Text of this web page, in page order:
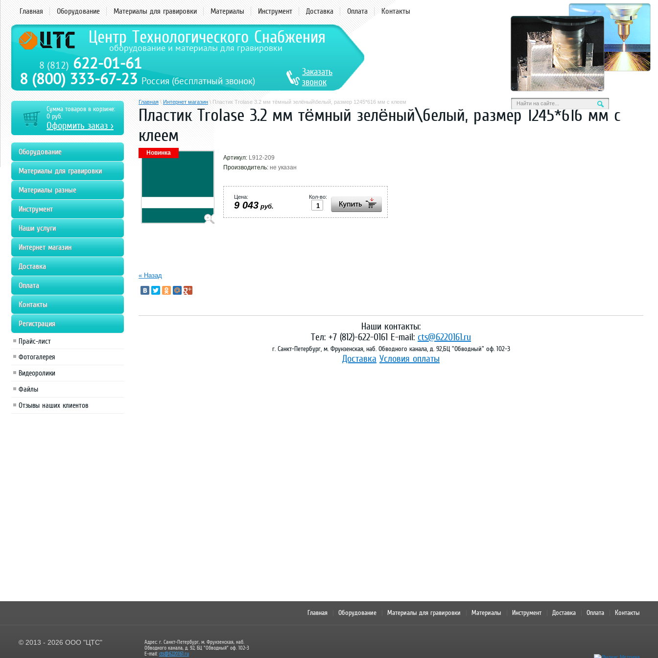
Главная Оборудование Материалы для гравировки Материалы Инструмент Доставка Оплата Контакты
8 (800) 333-67-23 Россия (бесплатный звонок)
Центр Технологического Снабжения
оборудование и материалы для гравировки
8 (812) 622-01-61
Заказать
звонок
Главная\Интернет магазин\ Пластик Trolase 3.2 мм тёмный зелёный\белый, размер 1245*616 мм с клеем
Пластик Trolase 3.2 мм тёмный зелёный\белый, размер 1245*616 мм с
клеем
Новинка
Артикул: L912-209
Производитель: не указан
Кол-во:
Цена:
9 043 руб.
« Назад
Наши контакты:
Тел: +7 (812)-622-0161 E-mail: cts@6220161.ru
г. Санкт-Петербург, м. Фрунзенская, наб. Обводного канала, д. 92,БЦ "Обводный" оф. 102-3
Доставка Условия оплаты
Сумма товаров в корзине:
0 руб.
Оформить заказ >
Оборудование
Материалы для гравировки
Материалы разные
Инструмент
Наши услуги
Интернет магазин
Доставка
Оплата
Контакты
Регистрация
Прайс-лист
Фотогалерея
Видеоролики
Файлы
Отзывы наших клиентов
Главная Оборудование Материалы для гравировки Материалы Инструмент Доставка Оплата Контакты
© 2013 - 2026 ООО "ЦТС"
Адрес: г. Санкт-Петербург, м. Фрунзенская, наб.
Обводного канала, д. 92, БЦ "Обводный" оф. 102-3
E-mail: cts@6220161.ru